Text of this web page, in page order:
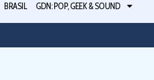
BRASIL GDN: POP, GEEK & SOUND